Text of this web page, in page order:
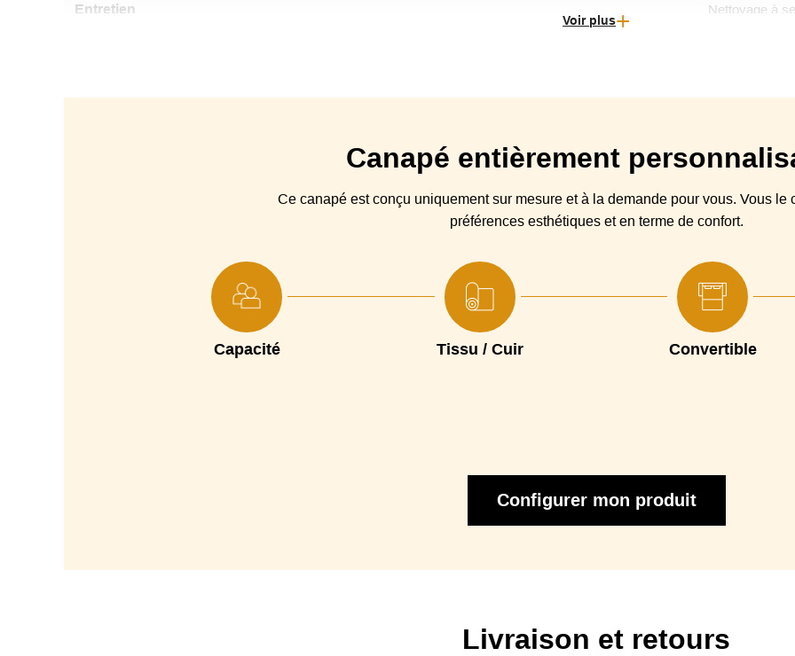
Entretien Nettoyage à
Mousse en
Rembourrage Accoudoirs Mousse
Voir plus
Canapé entièrement
Ce canapé est conçu uniquement sur mesure et à la demande pour vous. Vous le
préférences esthétiques et en terme de confort.
Capacité Tissu / Cuir Convertible
Configurer mon produit
Livraison et retours